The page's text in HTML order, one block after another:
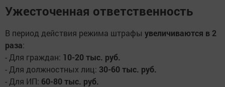
Ужесточенная ответственность
В период действия режима штрафы увеличиваются в 2
раза:
- Для граждан: 10-20 тыс. руб.
- Для должностных лиц: 30-60 тыс. руб.
- Для ИП: 60-80 тыс. руб.